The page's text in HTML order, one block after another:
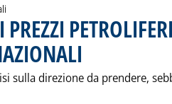
sulla direzione da prendere,